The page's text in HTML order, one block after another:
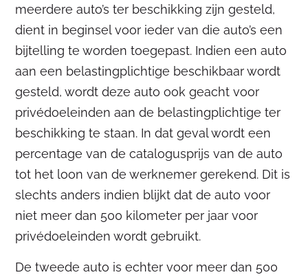
meerdere auto’s ter beschikking zijn gesteld,
dient in beginsel voor ieder van die auto’s een
bijtelling te worden toegepast. Indien een auto
aan een belastingplichtige beschikbaar wordt
gesteld, wordt deze auto ook geacht voor
privédoeleinden aan de belastingplichtige ter
beschikking te staan. In dat geval wordt een
percentage van de catalogusprijs van de auto
tot het loon van de werknemer gerekend. Dit is
slechts anders indien blijkt dat de auto voor
niet meer dan 500 kilometer per jaar voor
privédoeleinden wordt gebruikt.
De tweede auto is echter voor meer dan 500